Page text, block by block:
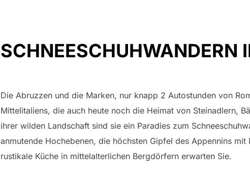
SCHNEESCHUHWANDERN
Die Abruzzen und die Marken, nur knapp 2 Autostunden von
Mittelitaliens, die auch heute noch die Heimat von Steinadlern,
ihrer wilden Landschaft sind sie ein Paradies zum
anmutende Hochebenen, die höchsten Gipfel des Appennins
rustikale Küche in mittelalterlichen Bergdörfern erwarten Sie.